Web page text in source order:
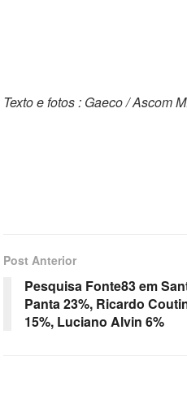
Texto e fotos : Gaeco / Ascom
Post Anterior
Pesquisa Fonte83 em
Panta 23%, Ricardo
15%, Luciano Alvin 6%